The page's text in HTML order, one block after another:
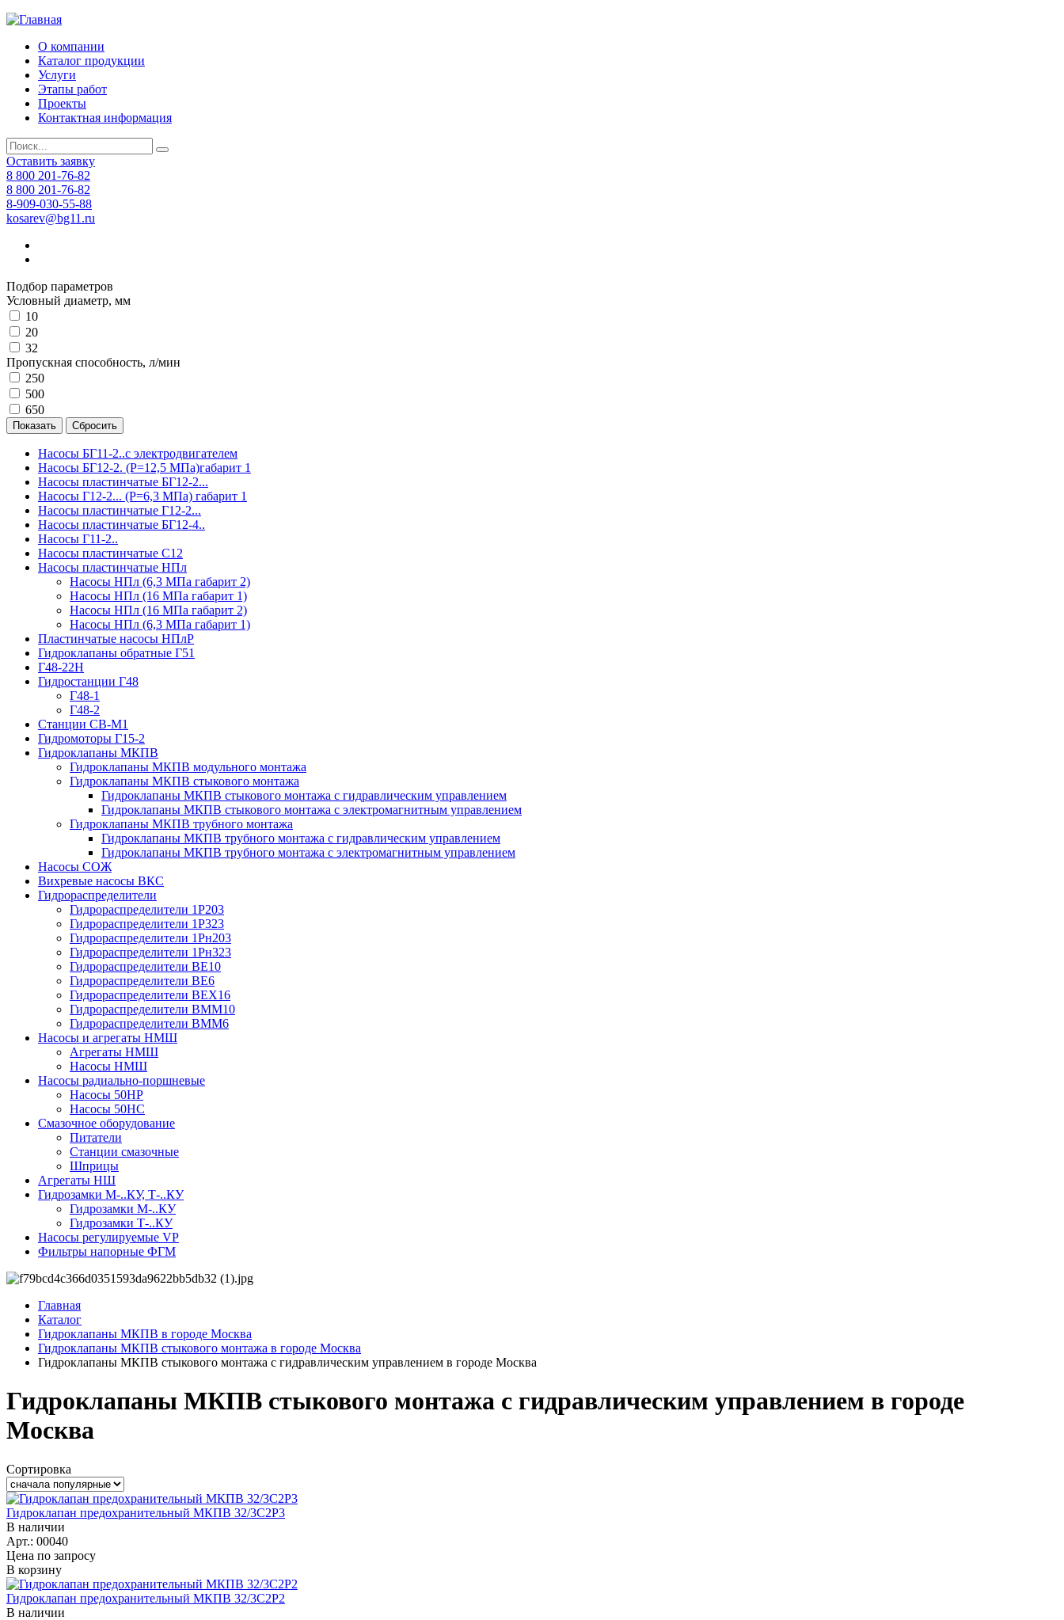
О компании
Каталог продукции
Услуги
Этапы работ
Проекты
Контактная информация
Оставить заявку
8 800 201-76-82
8 800 201-76-82
8-909-030-55-88
kosarev@bg11.ru
Подбор параметров
Условный диаметр, мм
10
20
32
Пропускная способность, л/мин
250
500
650
Насосы БГ11-2..с электродвигателем
Насосы БГ12-2. (Р=12,5 МПа)габарит 1
Насосы пластинчатые БГ12-2...
Насосы Г12-2... (Р=6,3 МПа) габарит 1
Насосы пластинчатые Г12-2...
Насосы пластинчатые БГ12-4..
Насосы Г11-2..
Насосы пластинчатые С12
Насосы пластинчатые НПл
Насосы НПл (6,3 МПа габарит 2)
Насосы НПл (16 МПа габарит 1)
Насосы НПл (16 МПа габарит 2)
Насосы НПл (6,3 МПа габарит 1)
Пластинчатые насосы НПлР
Гидроклапаны обратные Г51
Г48-22Н
Гидростанции Г48
Г48-1
Г48-2
Станции СВ-М1
Гидромоторы Г15-2
Гидроклапаны МКПВ
Гидроклапаны МКПВ модульного монтажа
Гидроклапаны МКПВ стыкового монтажа
Гидроклапаны МКПВ стыкового монтажа с гидравлическим управлением
Гидроклапаны МКПВ стыкового монтажа с электромагнитным управлением
Гидроклапаны МКПВ трубного монтажа
Гидроклапаны МКПВ трубного монтажа с гидравлическим управлением
Гидроклапаны МКПВ трубного монтажа с электромагнитным управлением
Насосы СОЖ
Вихревые насосы ВКС
Гидрораспределители
Гидрораспределители 1Р203
Гидрораспределители 1Р323
Гидрораспределители 1Рн203
Гидрораспределители 1Рн323
Гидрораспределители ВЕ10
Гидрораспределители ВЕ6
Гидрораспределители ВЕХ16
Гидрораспределители ВММ10
Гидрораспределители ВММ6
Насосы и агрегаты НМШ
Агрегаты НМШ
Насосы НМШ
Насосы радиально-поршневые
Насосы 50НР
Насосы 50НС
Смазочное оборудование
Питатели
Станции смазочные
Шприцы
Агрегаты НШ
Гидрозамки М-..КУ, Т-..КУ
Гидрозамки М-..КУ
Гидрозамки Т-..КУ
Насосы регулируемые VP
Фильтры напорные ФГМ
Главная
Каталог
Гидроклапаны МКПВ в городе Москва
Гидроклапаны МКПВ стыкового монтажа в городе Москва
Гидроклапаны МКПВ стыкового монтажа с гидравлическим управлением в городе Москва
Гидроклапаны МКПВ стыкового монтажа с гидравлическим управлением в городе
Москва
Сортировка
Гидроклапан предохранительный МКПВ 32/3С2Р3
В наличии
Арт.: 00040
Цена по запросу
В корзину
Гидроклапан предохранительный МКПВ 32/3С2Р2
В наличии